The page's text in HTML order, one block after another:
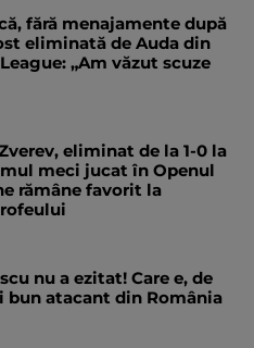
fără menajamente după
eliminată de Auda din
„Am văzut scuze
eliminat de la 1-0 la
meci jucat în Openul
rămâne favorit la
nu a ezitat! Care e, de
bun atacant din România